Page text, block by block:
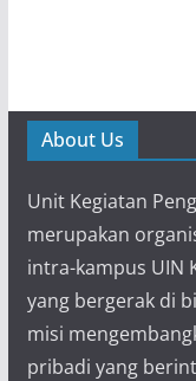
About Us
Unit Kegiatan
merupakan
intra-kampus UIN
yang bergerak di
misi
pribadi yang